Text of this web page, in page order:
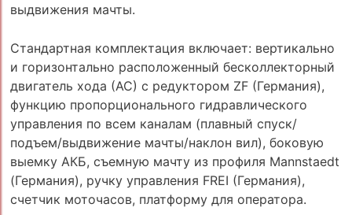
выдвижения мачты.
Стандартная комплектация включает: вертикально
и горизонтально расположенный бесколлекторный
двигатель хода (АС) с редуктором ZF (Германия),
функцию пропорционального гидравлического
управления по всем каналам (плавный спуск/
подъем/выдвижение мачты/наклон вил), боковую
выемку АКБ, съемную мачту из профиля Mannstaedt
(Германия), ручку управления FREI (Германия),
счетчик моточасов, платформу для оператора.